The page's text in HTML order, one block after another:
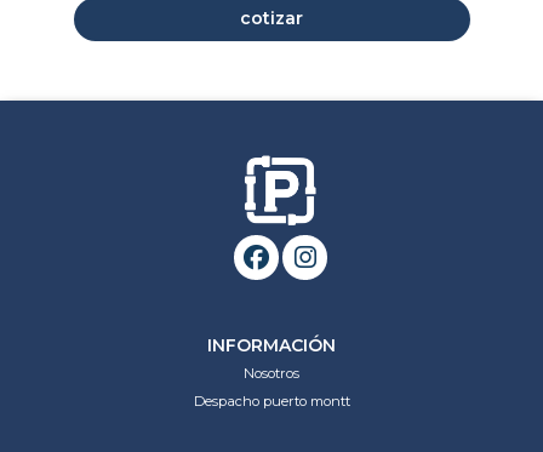
cotizar
INFORMACIÓN
Nosotros
Despacho puerto montt